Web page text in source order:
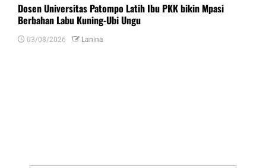
Dosen Universitas Patompo Latih Ibu PKK bikin Mpasi
Berbahan Labu Kuning-Ubi Ungu
03/08/2026 Lanina